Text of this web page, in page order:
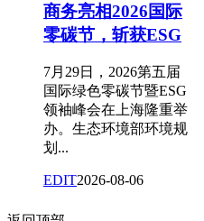
商务亮相2026国际
零碳节，斩获ESG
7月29日，2026第五届
国际绿色零碳节暨ESG
领袖峰会在上海隆重举
办。生态环境部环境规
划...
EDIT2026-08-06